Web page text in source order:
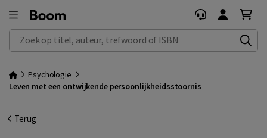
Zoek op titel, auteur, trefwoord of ISBN
Psychologie
Leven met een ontwijkende persoonlijkheidsstoornis
Terug